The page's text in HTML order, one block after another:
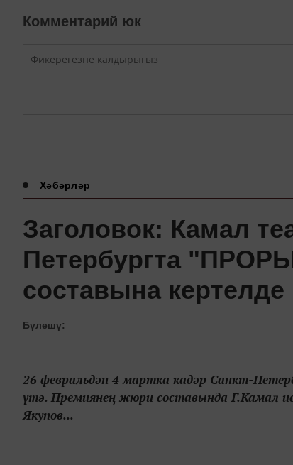
Комментарий юк
Хәбәрләр
Заголовок: Камал
Петербургта
составына кертелде
Бүлешү:
26 февральдән 4 мартка кадәр Санкт-
үтә. Премиянең жюри составында Г.Камал
Якупов...